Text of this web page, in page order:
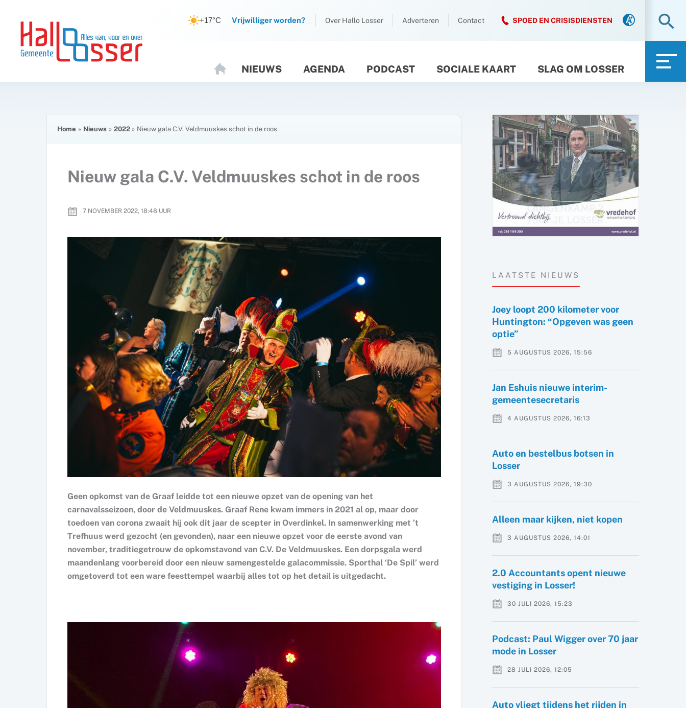
inhoud
inhoud
+17°C Vrijwilliger worden? Over Hallo Losser Adverteren Contact SPOED EN CRISISDIENSTEN
O
M
NIEUWS AGENDA PODCAST SOCIALE KAART SLAG OM LOSSER
Home Nieuws 2022 Nieuw gala C.V. Veldmuuskes schot in de roos
Nieuw gala C.V. Veldmuuskes schot in de roos
7 NOVEMBER 2022, 18:48 UUR
Geen opkomst van de Graaf leidde tot een nieuwe opzet van de opening van het
carnavalsseizoen, door de Veldmuuskes. Graaf Rene kwam immers in 2021 al op, maar door
toedoen van corona zwaait hij ook dit jaar de scepter in Overdinkel. In samenwerking met ’t
Trefhuus werd gezocht (en gevonden), naar een nieuwe opzet voor de eerste avond van
november, traditiegetrouw de opkomstavond van C.V. De Veldmuuskes. Een dorpsgala werd
maandenlang voorbereid door een nieuw samengestelde galacommissie. Sporthal ‘De Spil’ werd
omgetoverd tot een ware feesttempel waarbij alles tot op het detail is uitgedacht.
LAATSTE NIEUWS
Joey loopt 200 kilometer voor
Huntington: “Opgeven was geen
optie”
5 AUGUSTUS 2026, 15:56
Jan Eshuis nieuwe interim-
gemeentesecretaris
4 AUGUSTUS 2026, 16:13
Auto en bestelbus botsen in
Losser
3 AUGUSTUS 2026, 19:30
Alleen maar kijken, niet kopen
3 AUGUSTUS 2026, 14:01
2.0 Accountants opent nieuwe
vestiging in Losser!
30 JULI 2026, 15:23
Podcast: Paul Wigger over 70 jaar
mode in Losser
28 JULI 2026, 12:05
Auto vliegt tijdens het rijden in